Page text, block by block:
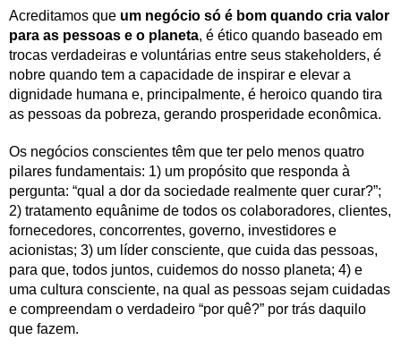
Acreditamos que um negócio só é bom quando cria valor
para as pessoas e o planeta, é ético quando baseado em
trocas verdadeiras e voluntárias entre seus stakeholders, é
nobre quando tem a capacidade de inspirar e elevar a
dignidade humana e, principalmente, é heroico quando tira
as pessoas da pobreza, gerando prosperidade econômica.
Os negócios conscientes têm que ter pelo menos quatro
pilares fundamentais: 1) um propósito que responda à
pergunta: “qual a dor da sociedade realmente quer curar?”;
2) tratamento equânime de todos os colaboradores, clientes,
fornecedores, concorrentes, governo, investidores e
acionistas; 3) um líder consciente, que cuida das pessoas,
para que, todos juntos, cuidemos do nosso planeta; 4) e
uma cultura consciente, na qual as pessoas sejam cuidadas
e compreendam o verdadeiro “por quê?” por trás daquilo
que fazem.